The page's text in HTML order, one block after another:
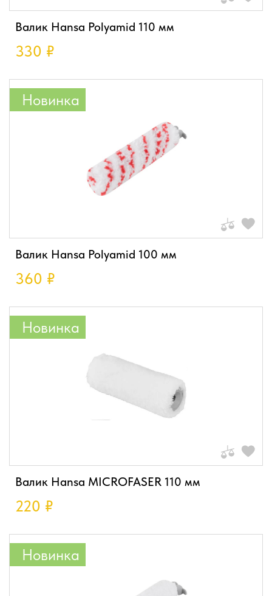
Валик Hansa Polyamid 110 мм
330 ₽
Новинка
Валик Hansa Polyamid 100 мм
360 ₽
Новинка
Валик Hansa MICROFASER 110 мм
220 ₽
Новинка